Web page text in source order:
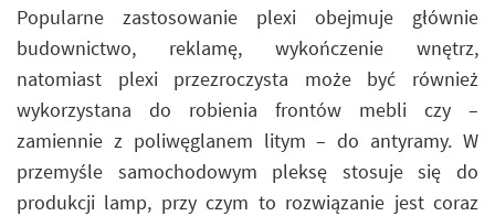
Popularne zastosowanie plexi obejmuje głównie
budownictwo, reklamę, wykończenie wnętrz,
natomiast plexi przezroczysta może być również
wykorzystana do robienia frontów mebli czy –
zamiennie z poliwęglanem litym – do antyramy. W
przemyśle samochodowym pleksę stosuje się do
produkcji lamp, przy czym to rozwiązanie jest coraz